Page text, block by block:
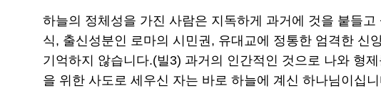
하늘의 정체성을 가진 사람은 지독하게 과거에 것을 붙들
식, 출신성분인 로마의 시민권, 유대교에 정통한 엄격한 신
기억하지 않습니다.(빌3) 과거의 인간적인 것으로 나와 형
을 위한 사도로 세우신 자는 바로 하늘에 계신 하나님이십